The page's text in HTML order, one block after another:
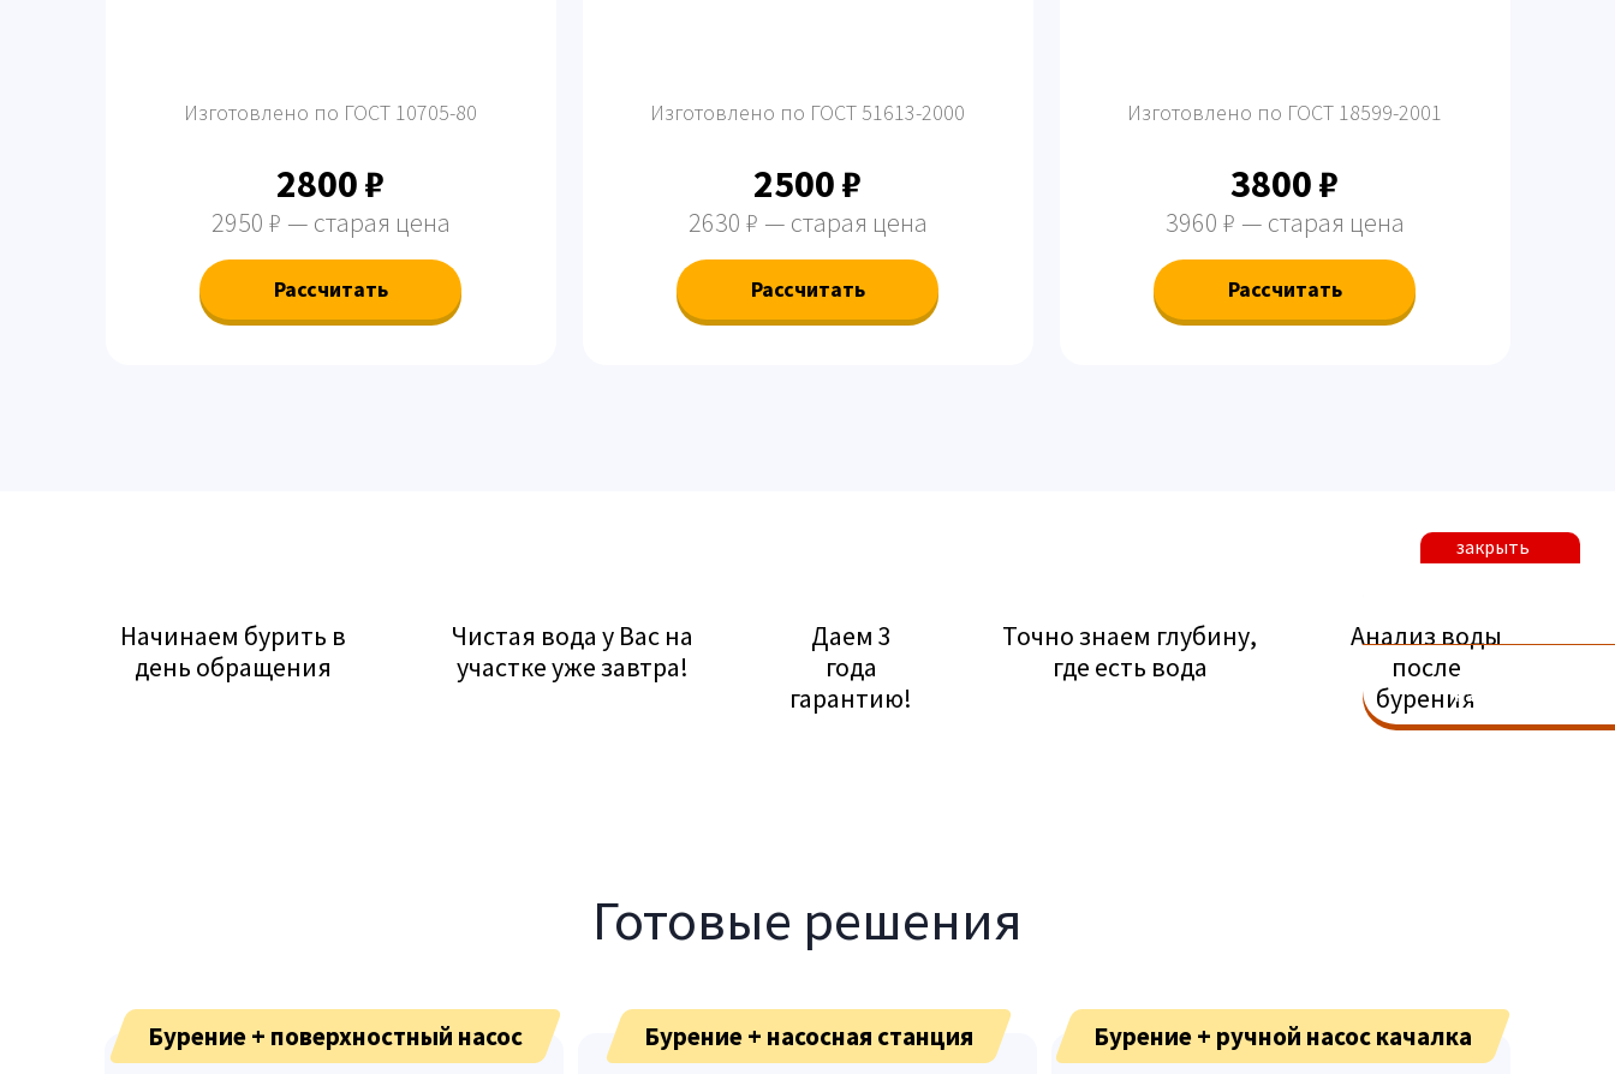
Изготовлено по ГОСТ 10705-80
2800 ₽
2950 ₽ — старая цена
Рассчитать
Изготовлено по ГОСТ 51613-2000
2500 ₽
2630 ₽ — старая цена
Рассчитать
Изготовлено по ГОСТ 18599-2001
3800 ₽
3960 ₽ — старая цена
Рассчитать
Начинаем бурить в
день обращения
Чистая вода у Вас на
участке уже завтра!
Даем 3
года
гарантию!
Точно знаем глубину,
где есть вода
Анализ воды
после
бурения
Готовые решения
Бурение + поверхностный насос Бурение + насосная станция Бурение + ручной насос качалка
закрыть
Забронировать
на весну/лето